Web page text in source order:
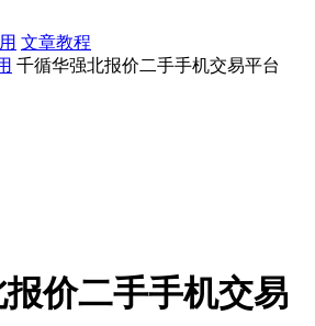
文章教程
千循华强北报价二手手机交易平台
价二手手机交易